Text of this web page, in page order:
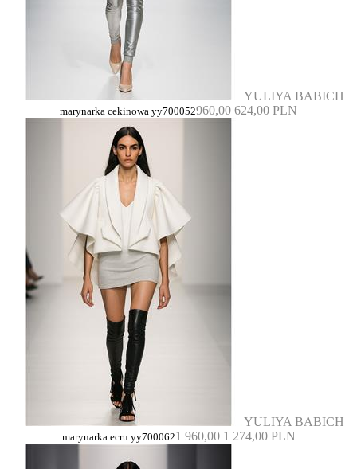
YULIYA BABICH
marynarka cekinowa yy700052960,00 624,00 PLN
YULIYA BABICH
marynarka ecru yy7000621 960,00 1 274,00 PLN